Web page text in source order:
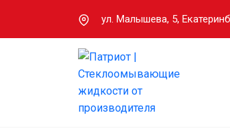
ул. Малышева, 5,